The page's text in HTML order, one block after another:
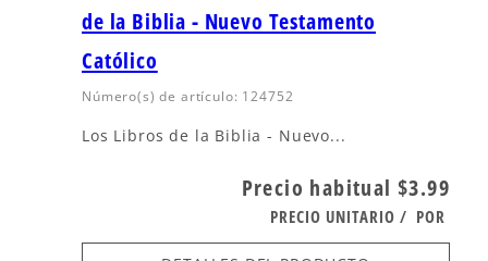
de la Biblia - Nuevo Testamento
Católico
Número(s) de artículo: 124752
Los Libros de la Biblia - Nuevo...
Precio habitual $3.99
PRECIO UNITARIO / POR